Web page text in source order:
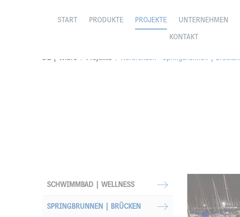
START PRODUKTE PROJEKTE UNTERNEHMEN
KONTAKT
DE | Wibre Projekte Referenzen - Springbrunnen | Brücken
SCHWIMMBAD | WELLNESS
SPRINGBRUNNEN | BRÜCKEN